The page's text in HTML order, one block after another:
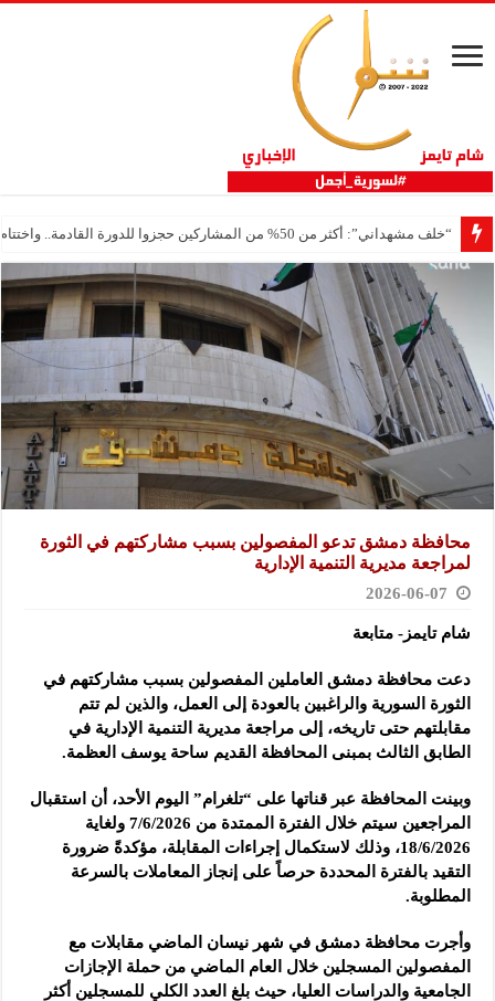
“خلف مشهداني”: أكثر من 50% من المشاركين حجزوا للدورة القادمة.. واختتام ناجح لفعاليات ثلاثية مشهداني الصناعية
محافظة دمشق تدعو المفصولين بسبب مشاركتهم في ‏الثورة
لمراجعة مديرية التنمية الإدارية
2026-06-07
شام تايمز- متابعة
دعت محافظة دمشق العاملين المفصولين بسبب ‏مشاركتهم في
الثورة السورية والراغبين بالعودة إلى ‏العمل، والذين لم تتم
‏مقابلتهم حتى تاريخه، إلى مراجعة ‏مديرية التنمية الإدارية في
الطابق الثالث بمبنى المحافظة ‏القديم ساحة يوسف العظمة.‏
وبينت المحافظة عبر قناتها على “تلغرام” اليوم الأحد، أن ‏استقبال
المراجعين سيتم خلال الفترة الممتدة من ‌‏7/6/2026 ولغاية
‌‏18/6/2026، وذلك لاستكمال ‏إجراءات المقابلة، مؤكدةً ضرورة
التقيد بالفترة المحددة ‏حرصاً على إنجاز المعاملات ‏بالسرعة
المطلوبة‎.‎
وأجرت محافظة دمشق في شهر نيسان الماضي مقابلات ‏مع
المفصولين المسجلين خلال العام الماضي من حملة ‏الإجازات
‏الجامعية والدراسات العليا، حيث بلغ العدد ‏الكلي للمسجلين أكثر